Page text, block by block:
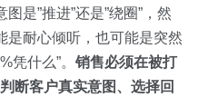
是”推进”还是”绕圈”，然
耐心倾听，也可能是突然
凭什么”。 销售必须在被打
断客户真实意图、选择回